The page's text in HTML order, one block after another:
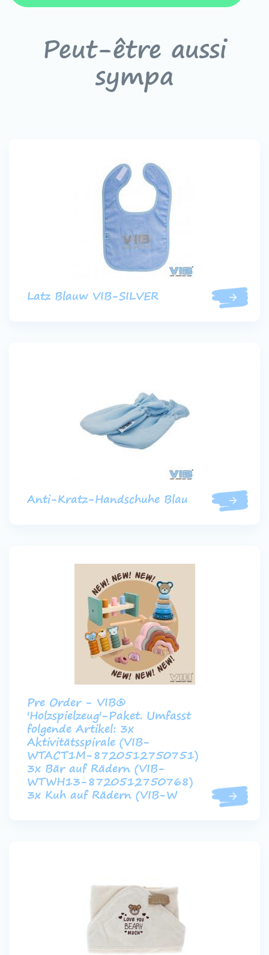
Peut-être aussi
sympa
Latz Blauw VIB-SILVER
Anti-Kratz-Handschuhe Blau
Pre Order - VIB®
'Holzspielzeug'-Paket. Umfasst
folgende Artikel: 3x
Aktivitätsspirale (VIB-
WTACT1M-8720512750751)
3x Bär auf Rädern (VIB-
WTWH13-8720512750768)
3x Kuh auf Rädern (VIB-W